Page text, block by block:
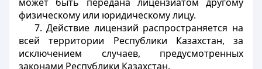
физическому или юридическому лицу.
7. Действие лицензий распространяется на
всей территории Республики Казахстан, за
исключением случаев, предусмотренных
законами Республики Казахстан.